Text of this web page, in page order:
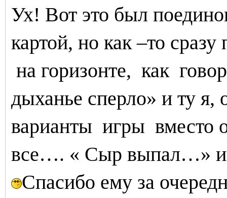
Ух! Вот это был
картой, но как –то
на горизонте, как
дыханье сперло» и ту я,
варианты игры вместо
все…. « Сыр выпал…»
Спасибо ему за